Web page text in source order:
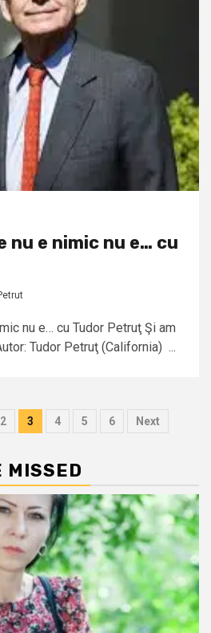
nu e nimic nu e… cu
nu e… cu Tudor Petruţ Şi am
Tudor Petruţ (California) ...
2 3 4 5 6 Next
MISSED